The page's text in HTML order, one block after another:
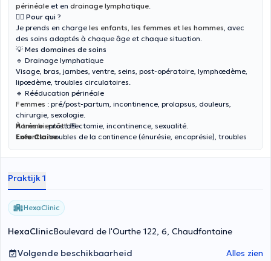
périnéale et en drainage lymphatique.
👩‍⚕️ Pour qui ?
Je prends en charge les enfants, les femmes et les hommes, avec
des soins adaptés à chaque âge et chaque situation.
💡 Mes domaines de soins
🔹 Drainage lymphatique
Visage, bras, jambes, ventre, seins, post-opératoire, lymphœdème,
lipœdème, troubles circulatoires.
🔹 Rééducation périnéale
Femmes : pré/post-partum, incontinence, prolapsus, douleurs,
chirurgie, sexologie.
Homme :prostatectomie, incontinence, sexualité.
Enfants: troubles de la continence (énurésie, encoprésie), troubles
À très bientôt !🌸
Lore Claise
Praktijk 1
HexaClinic
HexaClinicBoulevard de l'Ourthe 122, 6, Chaudfontaine
Volgende beschikbaarheid
Alles zien